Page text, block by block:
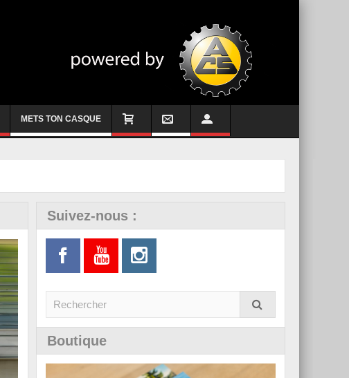
METS TON CASQUE
Suivez-nous :
Boutique